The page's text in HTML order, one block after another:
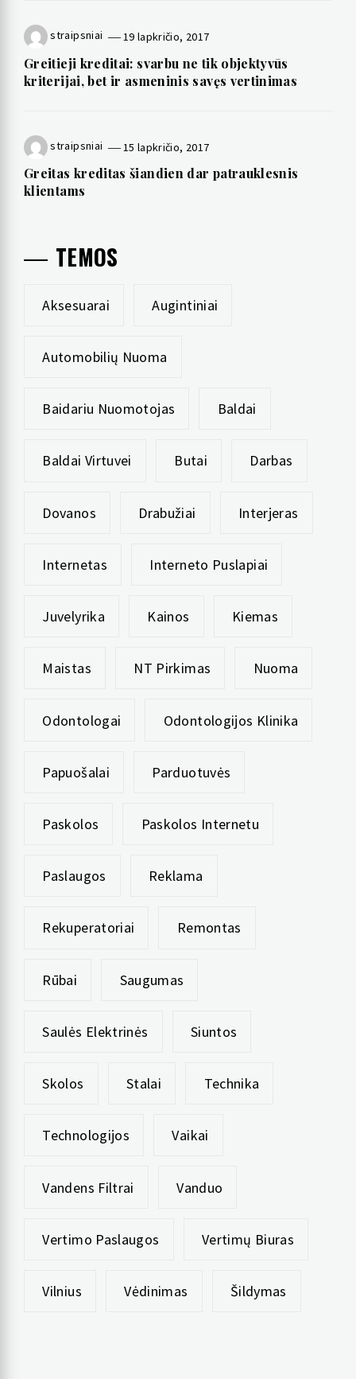
straipsniai 19 lapkričio, 2017
Greitieji kreditai: svarbu ne tik objektyvūs
kriterijai, bet ir asmeninis savęs vertinimas
straipsniai 15 lapkričio, 2017
Greitas kreditas šiandien dar patrauklesnis
klientams
TEMOS
Aksesuarai Augintiniai
Automobilių Nuoma
Baidariu Nuomotojas Baldai
Baldai Virtuvei Butai Darbas
Dovanos Drabužiai Interjeras
Internetas Interneto Puslapiai
Juvelyrika Kainos Kiemas
Maistas NT Pirkimas Nuoma
Odontologai Odontologijos Klinika
Papuošalai Parduotuvės
Paskolos Paskolos Internetu
Paslaugos Reklama
Rekuperatoriai Remontas
Rūbai Saugumas
Saulės Elektrinės Siuntos
Skolos Stalai Technika
Technologijos Vaikai
Vandens Filtrai Vanduo
Vertimo Paslaugos Vertimų Biuras
Vilnius Vėdinimas Šildymas